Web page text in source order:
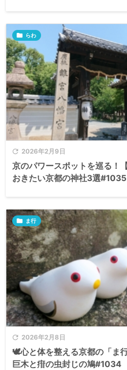
 2026年2月9日
 らわ
京のパワースポットを巡る！
おきたい京都の神社3選#1035
 2026年2月8日
 ま行
🕊️心と体を整える京都の「ま
巨木と疳の虫封じの鳩#1034